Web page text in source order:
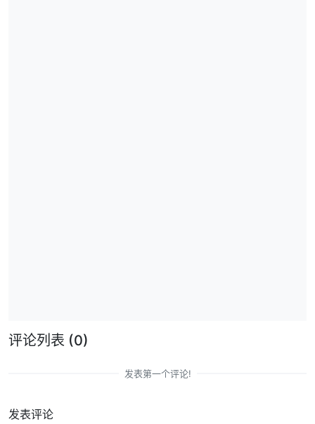
评论列表 (0)
发表第一个评论!
发表评论